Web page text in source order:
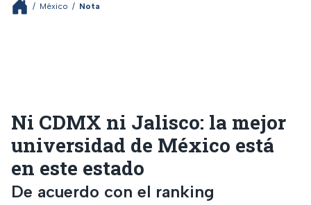
/ México / Nota
Ni CDMX ni Jalisco: la mejor
universidad de México está
en este estado
De acuerdo con el ranking